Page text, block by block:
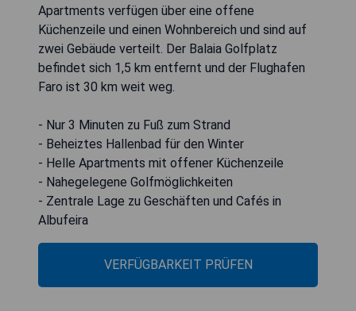
Apartments verfügen über eine offene
Küchenzeile und einen Wohnbereich und sind auf
zwei Gebäude verteilt. Der Balaia Golfplatz
befindet sich 1,5 km entfernt und der Flughafen
Faro ist 30 km weit weg.
- Nur 3 Minuten zu Fuß zum Strand
- Beheiztes Hallenbad für den Winter
- Helle Apartments mit offener Küchenzeile
- Nahegelegene Golfmöglichkeiten
- Zentrale Lage zu Geschäften und Cafés in
Albufeira
VERFÜGBARKEIT PRÜFEN